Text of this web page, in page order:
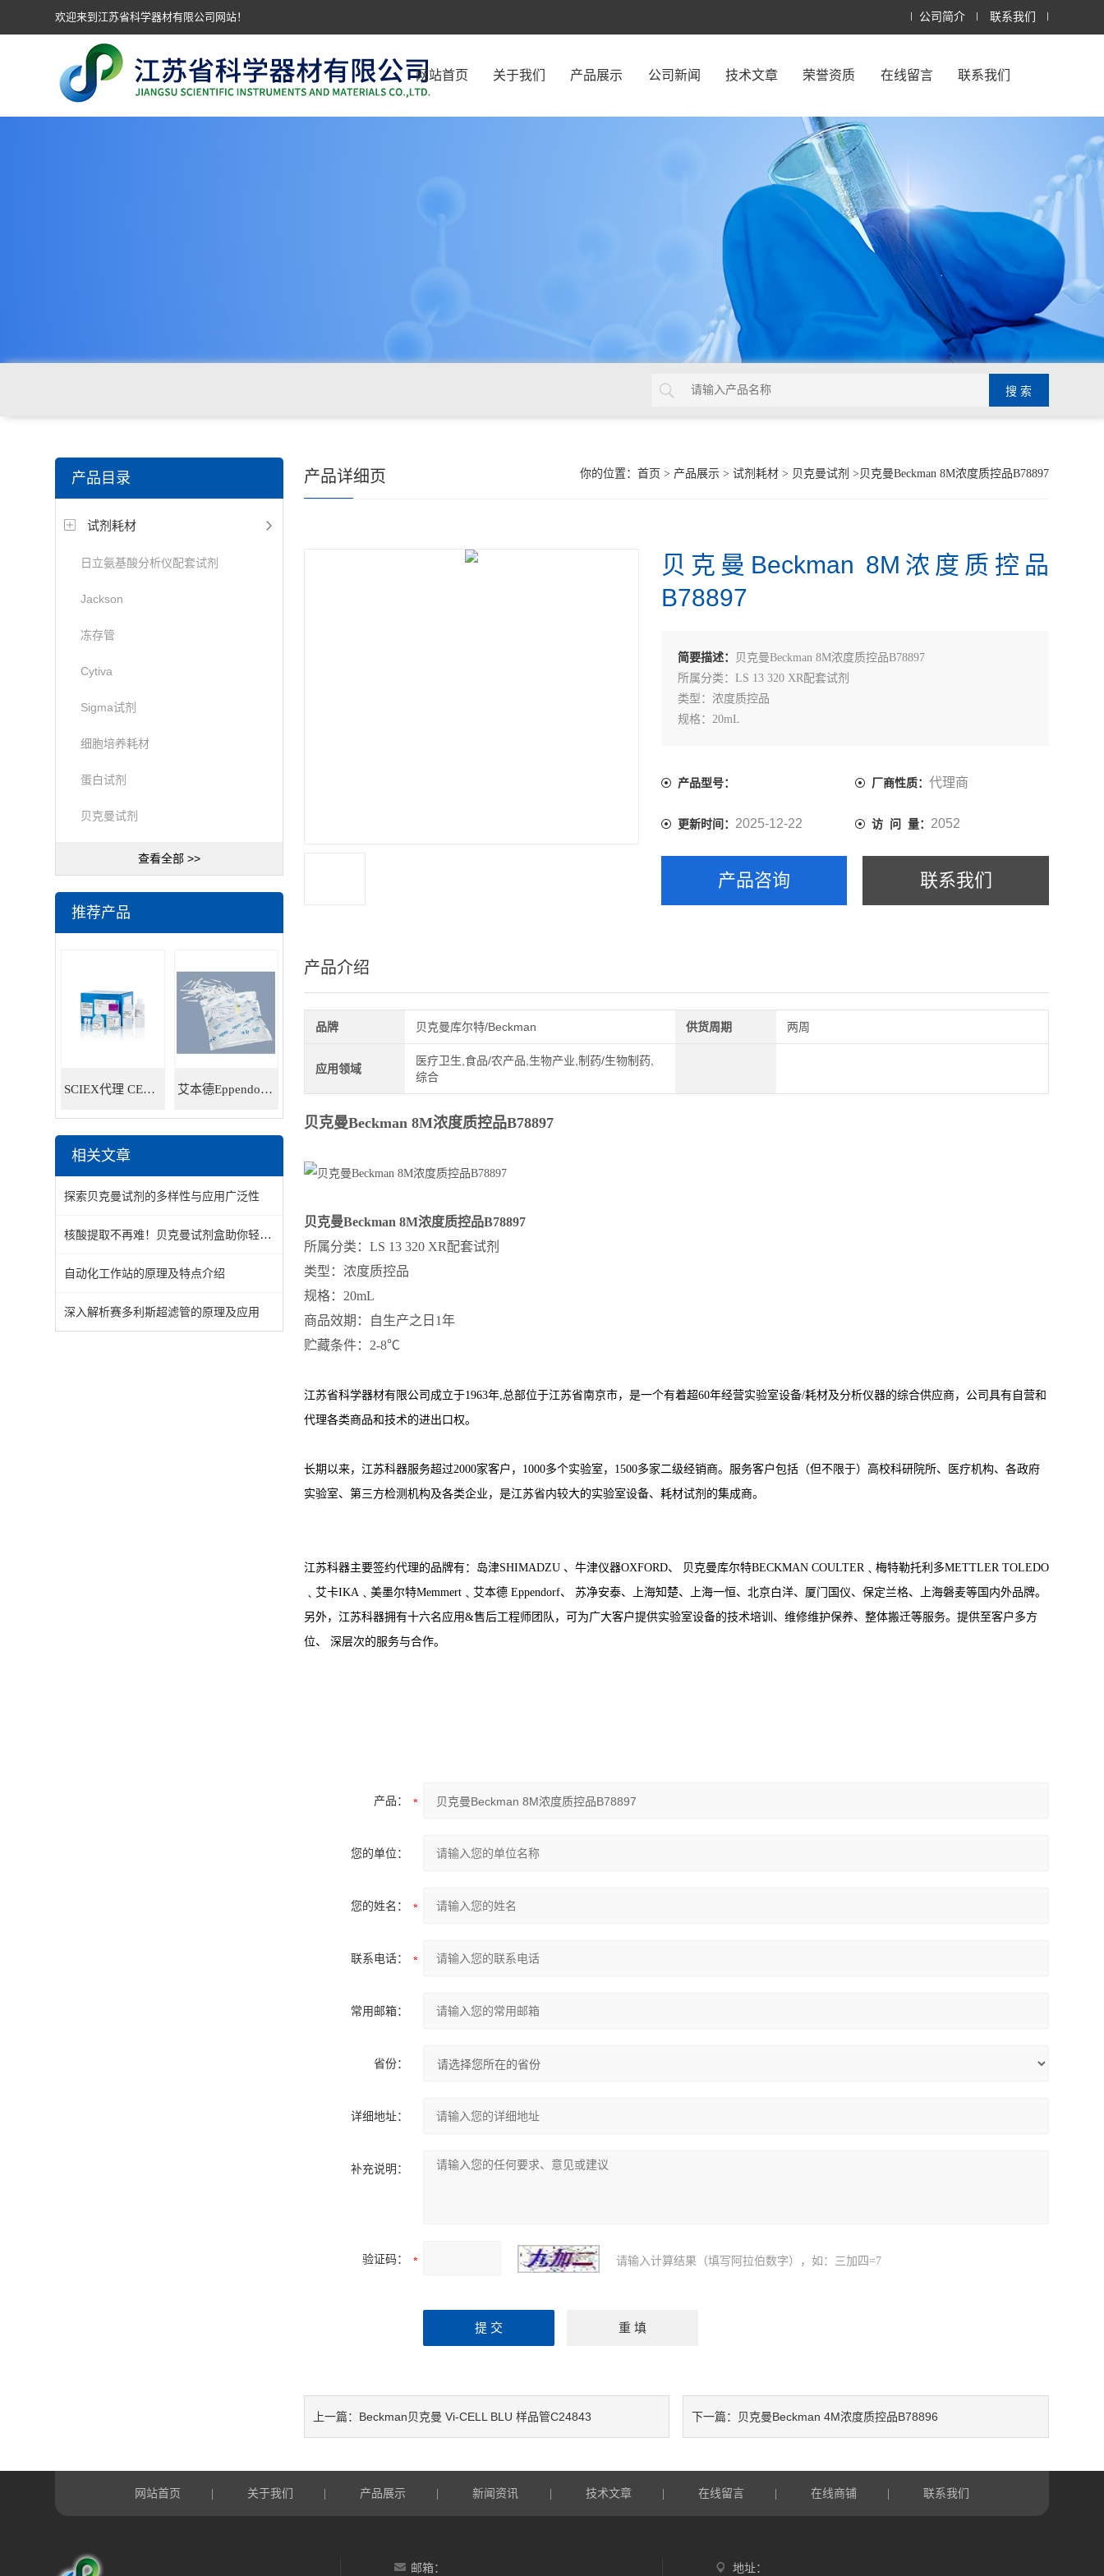
欢迎来到江苏省科学器材有限公司网站！ 公司简介 联系我们
网站首页 关于我们 产品展示 公司新闻 技术文章 荣誉资质 在线留言 联系我们
你的位置： 首页 > 产品展示> 试剂耗材> 贝克曼试剂 >贝克曼Beckman 8M浓度质控品B78897
产品详细页
贝克曼Beckman 8M浓度质控品
B78897
简要描述：
贝克曼Beckman 8M浓度质控品B78897
所属分类：LS 13 320 XR配套试剂
类型：浓度质控品
规格：20mL
产品型号：
厂商性质： 代理商
更新时间： 2025-12-22 访 问 量： 2052
产品咨询 联系我们
产品介绍
品牌 贝克曼库尔特/Beckman 供货周期 两周
应用领域
医疗卫生,食品/农产品,生物产业,制药/生物制药,
综合
贝克曼Beckman 8M浓度质控品B78897
贝克曼Beckman 8M浓度质控品B78897
所属分类：LS 13 320 XR配套试剂
类型：浓度质控品
规格：20mL
商品效期：自生产之日1年
贮藏条件：2-8℃
江苏省科学器材有限公司成立于1963年,总部位于江苏省南京市，是一个有着超60年经营实验室设备/耗材及分析仪器的综合供应商，公司具有自营和
代理各类商品和技术的进出口权。
长期以来，江苏科器服务超过2000家客户，1000多个实验室，1500多家二级经销商。服务客户包括（但不限于）高校科研院所、医疗机构、各政府
实验室、第三方检测机构及各类企业，是江苏省内较大的实验室设备、耗材试剂的集成商。
江苏科器主要签约代理的品牌有：岛津SHIMADZU 、牛津仪器OXFORD、 贝克曼库尔特BECKMAN COULTER﹑梅特勒托利多METTLER TOLEDO
﹑艾卡IKA﹑美墨尔特Memmert﹑艾本德 Eppendorf、 苏净安泰、上海知楚、上海一恒、北京白洋、厦门国仪、保定兰格、上海磐麦等国内外品牌。
另外，江苏科器拥有十六名应用&售后工程师团队，可为广大客户提供实验室设备的技术培训、维修维护保养、整体搬迁等服务。提供至客户多方
位、 深层次的服务与合作。
产品：
您的单位：
您的姓名：
联系电话：
常用邮箱：
省份：
详细地址：
补充说明：
验证码： 请输入计算结果（填写阿拉伯数字），如：三加四=7
上一篇： Beckman贝克曼 Vi-CELL BLU 样品管C24843 下一篇： 贝克曼Beckman 4M浓度质控品B78896
产品目录
试剂耗材
日立氨基酸分析仪配套试剂
Jackson
冻存管
Cytiva
Sigma试剂
细胞培养耗材
蛋白试剂
贝克曼试剂
查看全部 >>
推荐产品
SCIEX代理 CE耗材试剂 毛细管电泳试剂耗材 艾本德Eppendorf 5ml移液器吸头 30000978
相关文章
探索贝克曼试剂的多样性与应用广泛性
核酸提取不再难！贝克曼试剂盒助你轻松搞定实验难题
自动化工作站的原理及特点介绍
深入解析赛多利斯超滤管的原理及应用
网站首页 关于我们 产品展示 新闻资讯 技术文章 在线留言 在线商铺 联系我们
邮箱： 地址：